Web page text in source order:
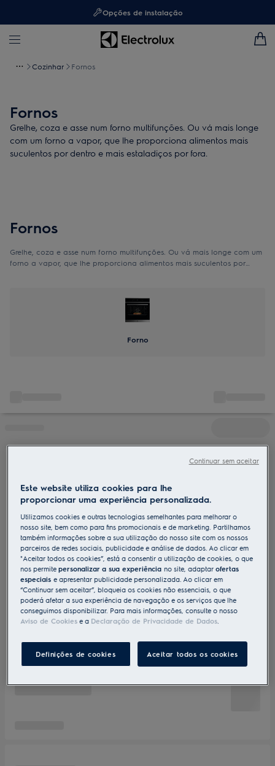
Opções de instalação
Cozinhar Fornos
Fornos
Grelhe, coza e asse num forno multifunções. Ou vá mais longe
com um forno a vapor, que lhe proporciona alimentos mais
suculentos por dentro e mais estaladiços por fora.
Fornos
Grelhe, coza e asse num forno multifunções. Ou vá mais longe com um
forno a vapor, que lhe proporciona alimentos mais suculentos por
Forno
Este website utiliza cookies para lhe
proporcionar uma experiência personalizada.
Utilizamos cookies e outras tecnologias semelhantes para melhorar o
nosso site, bem como para fins promocionais e de marketing. Partilhamos
também informações sobre a sua utilização do nosso site com os nossos
parceiros de redes sociais, publicidade e análise de dados. Ao clicar em
"Aceitar todos os cookies”, está a consentir a utilização de cookies, o que
nos permitepersonalizar a sua experiênciano site, adaptarofertas
especiaise apresentar publicidade personalizada. Ao clicar em
“Continuar sem aceitar”, bloqueia os cookies não essenciais, o que
poderá afetar a sua experiência de navegação e os serviços que lhe
conseguimos disponibilizar. Para mais informações, consulte o nosso
Aviso de Cookies e a Declaração de Privacidade de Dados.
Definições de cookies Aceitar todos os cookies
Continuar sem aceitar